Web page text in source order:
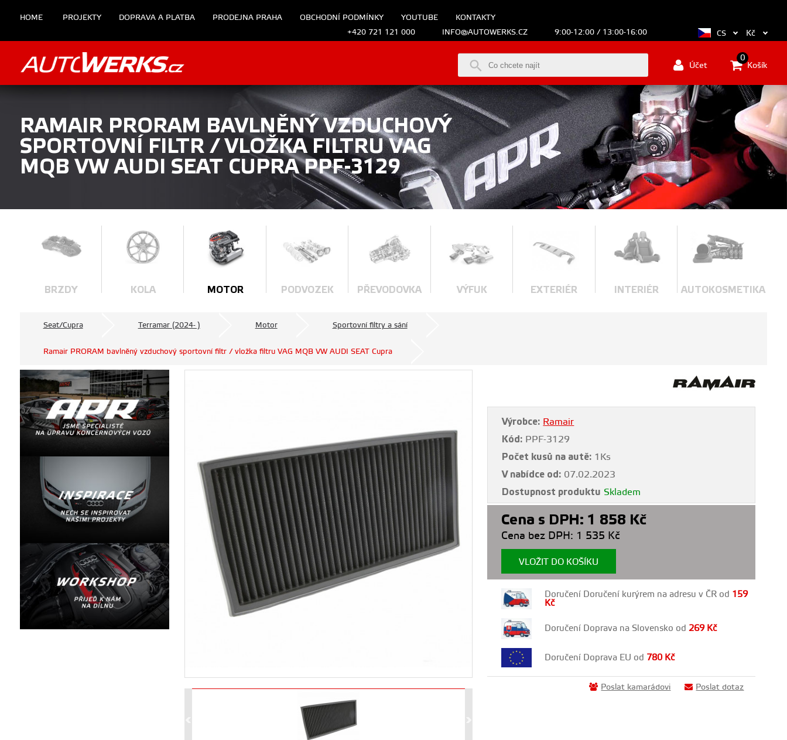
HOME PROJEKTY DOPRAVA A PLATBA PRODEJNA PRAHA OBCHODNÍ PODMÍNKY YOUTUBE
KONTAKTY
+420 721 121 000
INFO@AUTOWERKS.CZ 9:00-12:00 / 13:00-16:00 CS Kč
Účet Košík
0
RAMAIR PRORAM BAVLNĚNÝ VZDUCHOVÝ
SPORTOVNÍ FILTR / VLOŽKA FILTRU VAG
MQB VW AUDI SEAT CUPRA PPF-3129
BRZDY KOLA MOTOR PODVOZEK PŘEVODOVKA VÝFUK EXTERIÉR INTERIÉR AUTOKOSMETIKA
Seat/Cupra Terramar (2024- ) Motor Sportovní filtry a sání
Ramair PRORAM bavlněný vzduchový sportovní filtr / vložka filtru VAG MQB VW AUDI SEAT Cupra
Výrobce: Ramair
Kód: PPF-3129
Počet kusů na autě: 1Ks
V nabídce od: 07.02.2023
Dostupnost produktu Skladem
Cena s DPH: 1 858 Kč
Cena bez DPH: 1 535 Kč
VLOŽIT DO KOŠÍKU
Doručení Doručení kurýrem na adresu v ČR od 159
Kč
Doručení Doprava na Slovensko od269 Kč
Doručení Doprava EU od 780 Kč
Poslat kamarádovi Poslat dotaz